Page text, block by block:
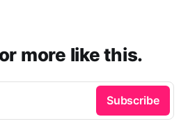
more like this.
Subscribe